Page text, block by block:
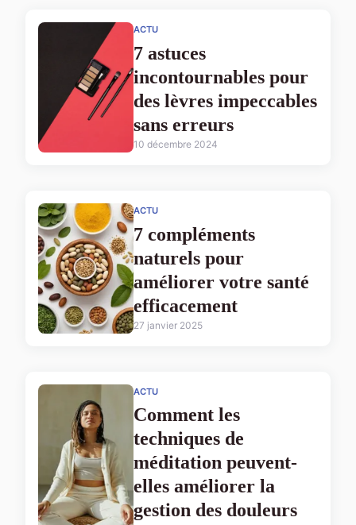
ACTU
7 astuces
incontournables pour
des lèvres impeccables
sans erreurs
10 décembre 2024
ACTU
7 compléments
naturels pour
améliorer votre santé
efficacement
27 janvier 2025
ACTU
Comment les
techniques de
méditation peuvent-
elles améliorer la
gestion des douleurs